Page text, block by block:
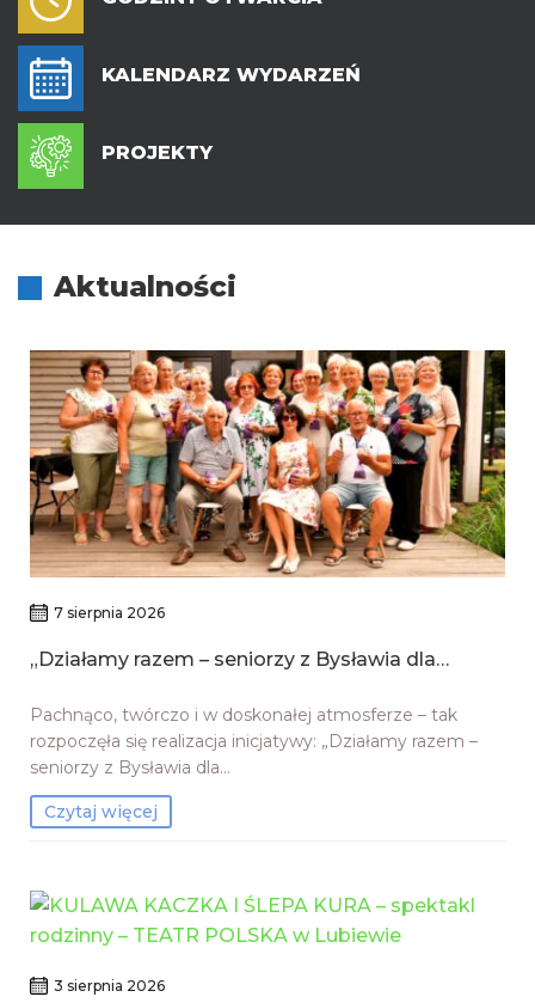
KALENDARZ WYDARZEŃ
PROJEKTY
Aktualności
7 sierpnia 2026
„Działamy razem – seniorzy z Bysławia dla…
Pachnąco, twórczo i w doskonałej atmosferze – tak
rozpoczęła się realizacja inicjatywy: „Działamy razem –
seniorzy z Bysławia dla…
Czytaj więcej
3 sierpnia 2026